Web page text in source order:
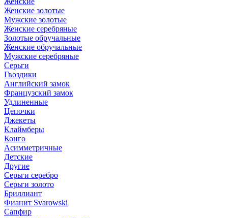
Женские золотые
Мужские золотые
Женские серебряные
Золотые обручальные
Женские обручальные
Мужские серебряные
Серьги
Гвоздики
Английский замок
Французский замок
Удлиненные
Цепочки
Джекеты
Клаймберы
Конго
Асимметричные
Детские
Другие
Серьги серебро
Серьги золото
Бриллиант
Фианит Svarowski
Сапфир